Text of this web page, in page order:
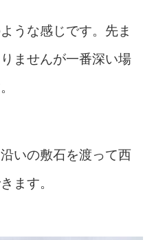
うな感じです。先ま
ませんが一番深い場
いの敷石を渡って西
ます。